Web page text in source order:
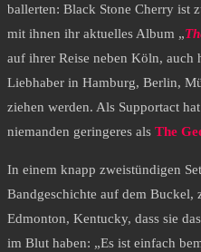
ballerten: Black Stone Cherry ist
mit ihnen ihr aktuelles Album „
auf ihrer Reise neben Köln, auch
Liebhaber in Hamburg, Berlin,
ziehen werden. Als Supportact
niemanden geringeres als The
In einem knapp zweistündigen
Bandgeschichte auf dem Buckel,
Edmonton, Kentucky, dass sie
im Blut haben: „Es ist einfach